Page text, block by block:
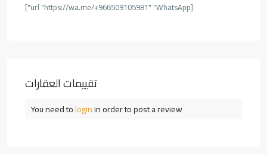
[url "https://wa.me/+966509105981" "WhatsApp"]
تقييمات العقارات
You need tologinin order to post a review